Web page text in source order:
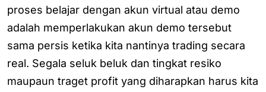
proses belajar dengan akun virtual atau demo
adalah memperlakukan akun demo tersebut
sama persis ketika kita nantinya trading secara
real. Segala seluk beluk dan tingkat resiko
maupaun traget profit yang diharapkan harus kita